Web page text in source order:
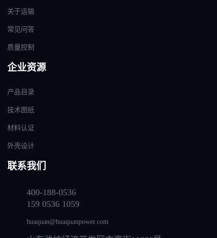
关于运输
常见问答
质量控制
企业资源
产品目录
技术图纸
材料认证
外壳设计
联系我们
400-188-0536
159 0536 1059
huaquan@huaquanpower.com